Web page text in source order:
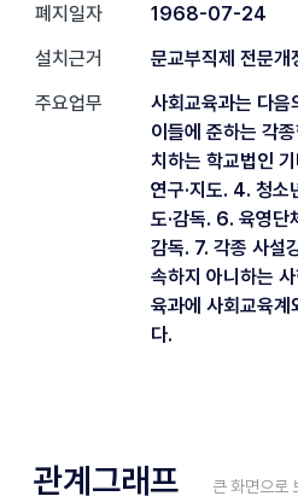
폐지일자
1968-07-24
설치근거
문교부직제 전문
주요업무
사회교육과는 다음
이들에 준하는 각
치하는 학교법인
연구·지도. 4. 청소
도·감독. 6. 육영단
감독. 7. 각종 사설
속하지 아니하는
육과에 사회교육계
다.
관계그래프 큰 화면으로